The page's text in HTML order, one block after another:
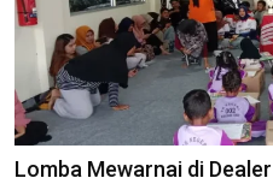
Lomba Mewarnai di Dealer PT Capella Dinamik